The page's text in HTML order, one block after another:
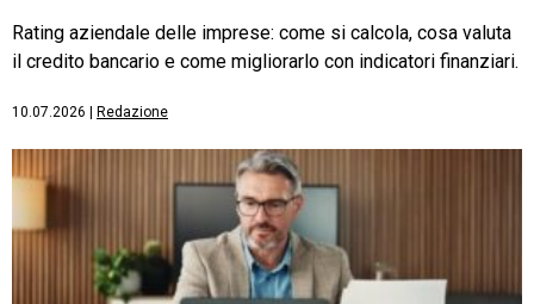
Rating aziendale delle imprese: come si calcola, cosa valuta
il credito bancario e come migliorarlo con indicatori finanziari.
10.07.2026 Redazione